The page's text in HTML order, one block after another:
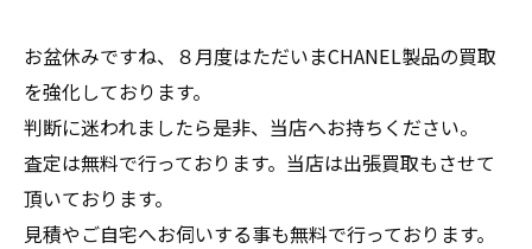
お盆休みですね、８月度はただいまCHANEL製品の買取
を強化しております。
判断に迷われましたら是非、当店へお持ちください。
査定は無料で行っております。当店は出張買取もさせて
頂いております。
見積やご自宅へお伺いする事も無料で行っております。